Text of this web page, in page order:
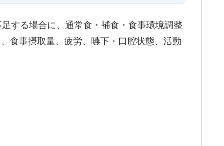
する場合に、通常食・補食・食事環境調整
食事摂取量、疲労、嚥下・口腔状態、活動